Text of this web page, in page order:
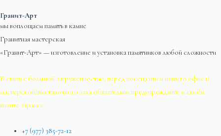
Гранит-Арт
мы воплощаем память в камне
Гранитная мастерская
«Гранит-Арт» — изготовление и установка памятников любой сложности
В связи с большой загруженностью, перед посещением нашего офиса/
мастерской/выставочного зала обязательно предупреждайте о своём
визите заранее.
+7 (977) 385-72-12